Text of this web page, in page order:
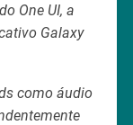
One UI, a
Galaxy
como áudio